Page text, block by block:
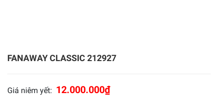
FANAWAY CLASSIC 212927
Giá niêm yết: 12.000.000₫